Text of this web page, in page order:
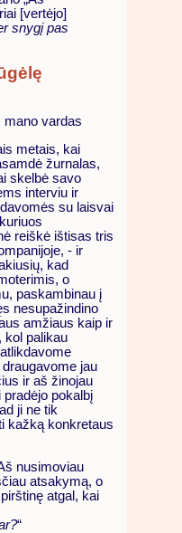
[vertėjo]
snygį pas
mano vardas
metais, kai
žurnalas,
skelbė savo
interviu ir
su laisvai
reiškė ištisas tris
- ir
kad
o
paskambinau į
nesupažindino
amžiaus kaip ir
kol palikau
jau
ir aš žinojau
pokalbį
ji ne tik
kažką konkretaus
nusimoviau
atsakymą, o
atgal, kai
“